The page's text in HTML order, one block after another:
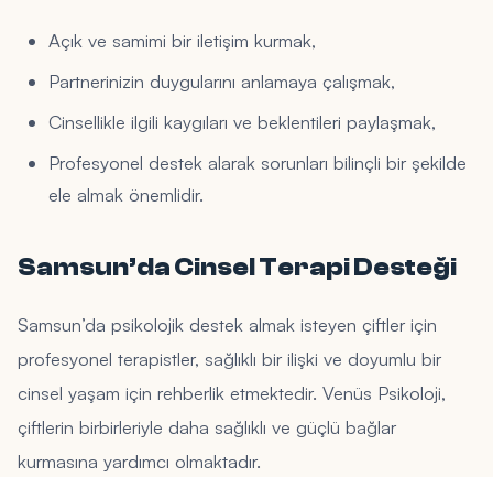
Açık ve samimi bir iletişim kurmak,
Partnerinizin duygularını anlamaya çalışmak,
Cinsellikle ilgili kaygıları ve beklentileri paylaşmak,
Profesyonel destek alarak sorunları bilinçli bir şekilde
ele almak önemlidir.
Samsun’da Cinsel Terapi Desteği
Samsun’da psikolojik destek almak isteyen çiftler için
profesyonel terapistler, sağlıklı bir ilişki ve doyumlu bir
cinsel yaşam için rehberlik etmektedir. Venüs Psikoloji,
çiftlerin birbirleriyle daha sağlıklı ve güçlü bağlar
kurmasına yardımcı olmaktadır.